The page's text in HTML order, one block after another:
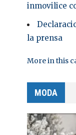
inmovilice
la prensa
More in this
MODA